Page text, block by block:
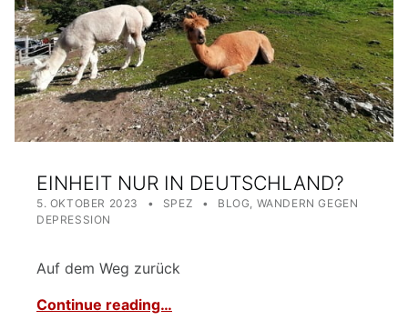
EINHEIT NUR IN DEUTSCHLAND?
5. OKTOBER 2023 SPEZ CATEGORIZED IN:
BLOG WANDERN GEGEN
DEPRESSION
Auf dem Weg zurück
Continue reading…